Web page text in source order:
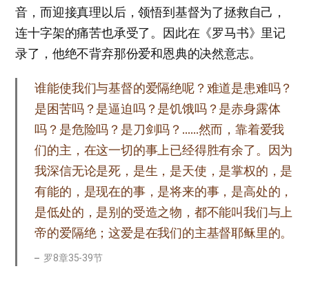
音，而迎接真理以后，领悟到基督为了拯救自己，
连十字架的痛苦也承受了。因此在《罗马书》里记
录了，他绝不背弃那份爱和恩典的决然意志。
谁能使我们与基督的爱隔绝呢？难道是患难吗？
是困苦吗？是逼迫吗？是饥饿吗？是赤身露体
吗？是危险吗？是刀剑吗？……然而，靠着爱我
们的主，在这一切的事上已经得胜有余了。因为
我深信无论是死，是生，是天使，是掌权的，是
有能的，是现在的事，是将来的事，是高处的，
是低处的，是别的受造之物，都不能叫我们与上
帝的爱隔绝；这爱是在我们的主基督耶稣里的。
罗8章35-39节